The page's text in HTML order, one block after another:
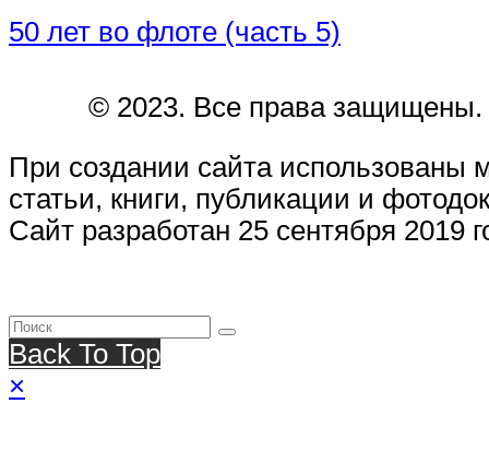
50 лет во флоте (часть 5)
© 2023. Все права защищены.
При создании сайта
статьи, книги, публикации и
Сайт разработан 25 сентября 2019
Back To Top
×